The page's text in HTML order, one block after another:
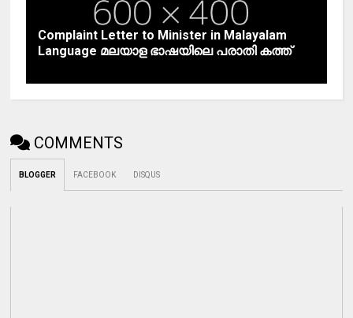
Complaint Letter to Minister in Malayalam
Language മലയാള ഭാഷയിലെ പരാതി കത്ത്
COMMENTS
BLOGGER FACEBOOK DISQUS